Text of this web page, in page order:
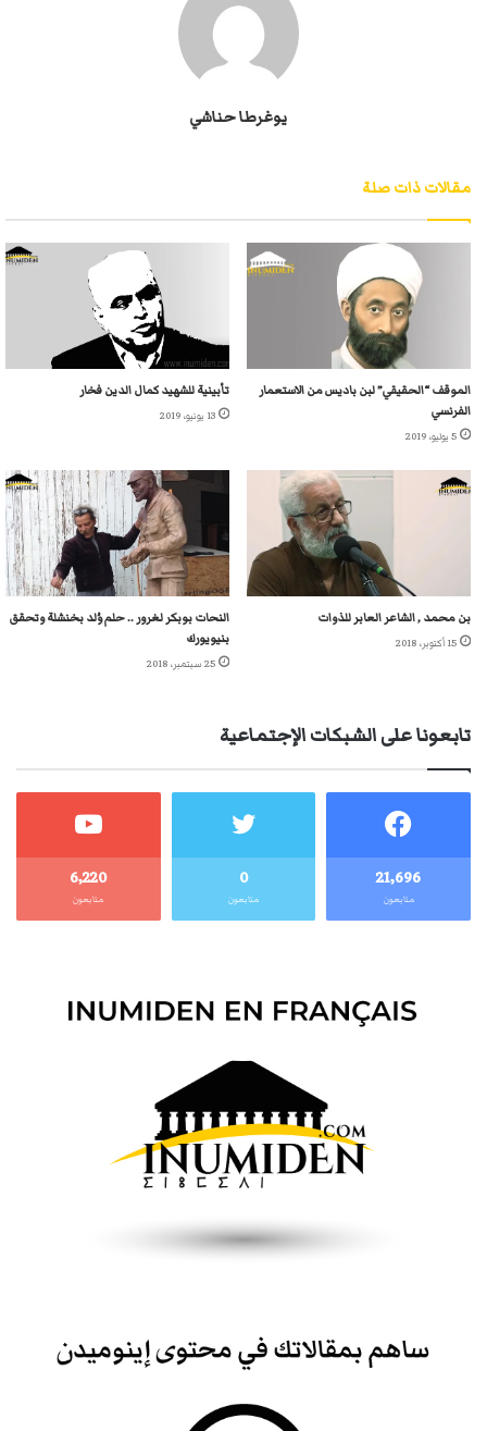
يوغرطا حناشي
مقالات ذات صلة
الموقف “الحقيقي” لبن باديس من الاستعمار
الفرنسي
5 يوليو، 2019
تأبينية للشهيد كمال الدين فخار
13 يونيو، 2019
بن محمد , الشاعر العابر للذوات
15 أكتوبر، 2018
النحات بوبكر لغرور .. حلم وُلد بخنشلة وتحقق
بنيويورك
25 سبتمبر، 2018
تابعونا على الشبكات الإجتماعية
21٬696
متابعون
0
متابعون
6٬220
متابعون